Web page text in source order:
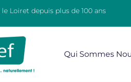
Loiret depuis plus de 100 ans
Qui Sommes